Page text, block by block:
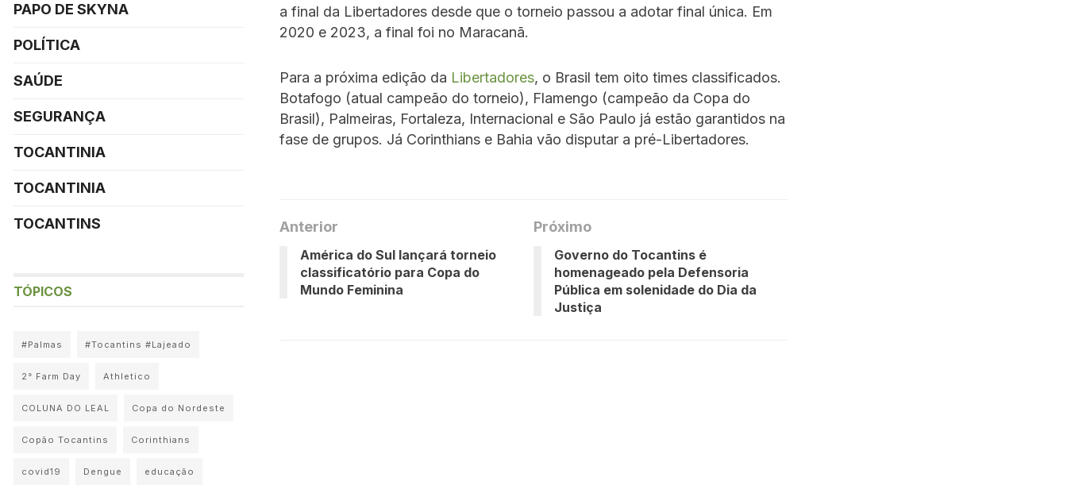
a final da Libertadores desde que o torneio passou a adotar final única. Em
2020 e 2023, a final foi no Maracanã.
Para a próxima edição da Libertadores, o Brasil tem oito times classificados.
Botafogo (atual campeão do torneio), Flamengo (campeão da Copa do
Brasil), Palmeiras, Fortaleza, Internacional e São Paulo já estão garantidos na
fase de grupos. Já Corinthians e Bahia vão disputar a pré-Libertadores.
Anterior
América do Sul lançará torneio
classificatório para Copa do
Mundo Feminina
Próximo
Governo do Tocantins é
homenageado pela Defensoria
Pública em solenidade do Dia da
Justiça
PAPO DE SKYNA
POLÍTICA
SAÚDE
SEGURANÇA
TOCANTINIA
TOCANTINIA
TOCANTINS
TÓPICOS
#Palmas #Tocantins #Lajeado
2° Farm Day Athletico
COLUNA DO LEAL Copa do Nordeste
Copão Tocantins Corinthians
covid19 Dengue educação